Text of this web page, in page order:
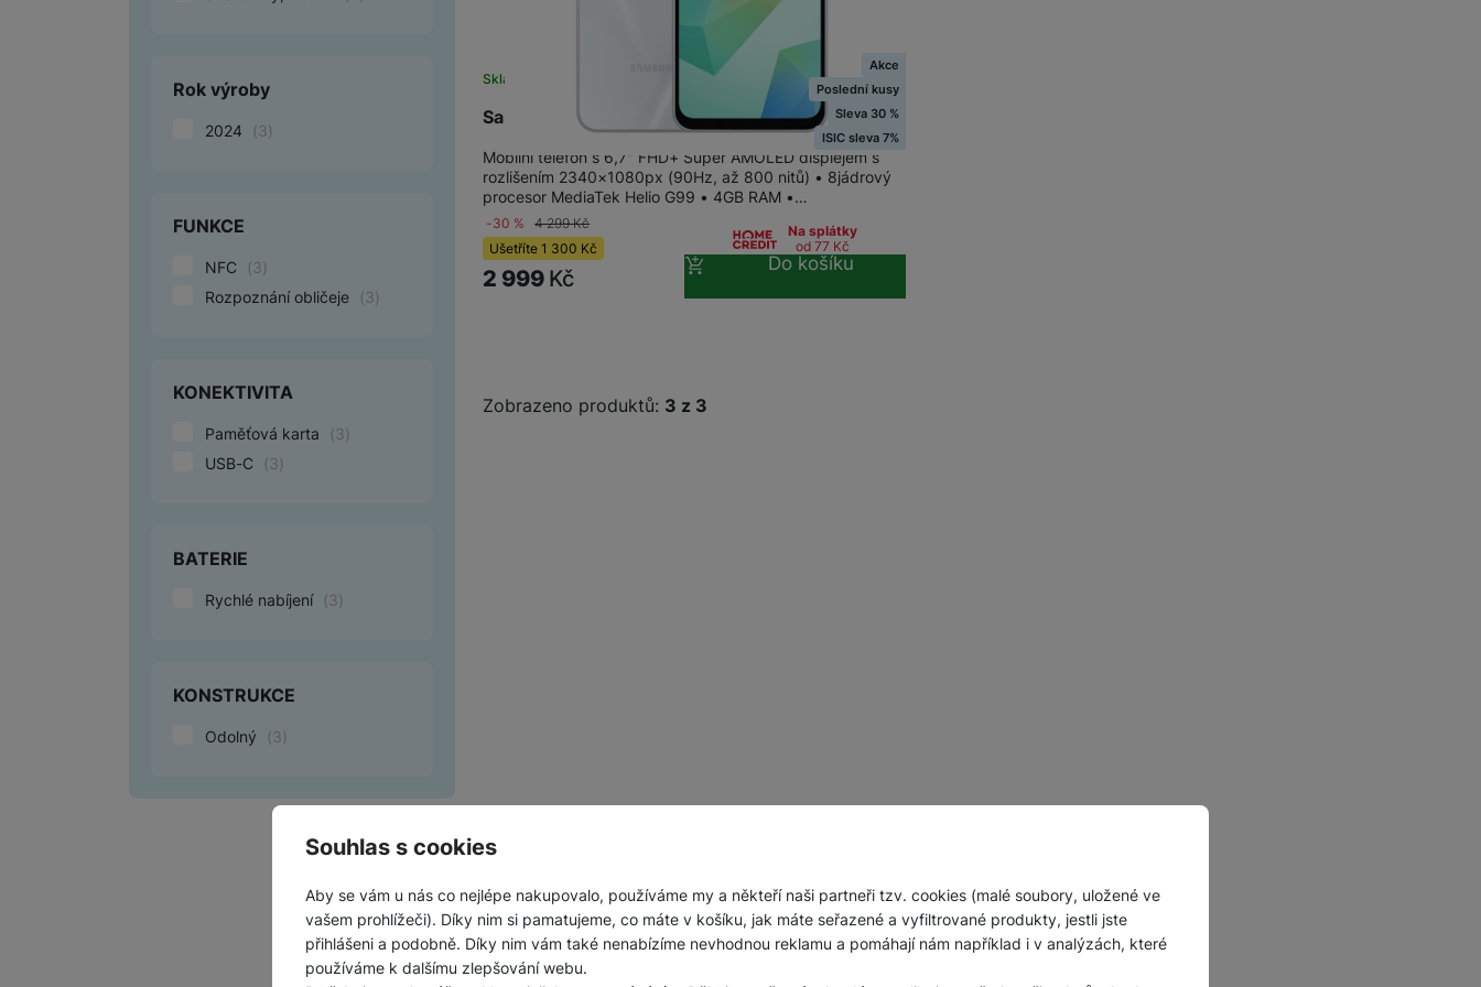
Souhlas s cookies
Aby se vám u nás co nejlépe nakupovalo, používáme my a někteří naši partneři tzv. cookies (malé soubory, uložené ve
vašem prohlížeči). Díky nim si pamatujeme, co máte v košíku, jak máte seřazené a vyfiltrované produkty, jestli jste
přihlášeni a podobně. Díky nim vám také nenabízíme nevhodnou reklamu a pomáhají nám například i v analýzách, které
používáme k dalšímu zlepšování webu.
Rok výroby
2024 (3)
FUNKCE
NFC (3)
Rozpoznání obličeje
(3)
KONEKTIVITA
Paměťová karta (3)
USB-C
(3)
BATERIE
Rychlé nabíjení (3)
KONSTRUKCE
Odolný (3)
Samsung Galaxy A16 LTE 4+128GB Gray
Skladem na prodejně na 2 prodejnách
Akce
Poslední kusy
Sleva 30 %
ISIC sleva 7%
Mobilní telefon s 6,7" FHD+ Super AMOLED displejem s
rozlišením 2340×1080px (90Hz, až 800 nitů) • 8jádrový
procesor MediaTek Helio G99 • 4GB RAM •…
-30 % 4 299Kč
Ušetříte1 300 Kč
2 999 Kč
Na splátky
od 77 Kč
Do košíku
Zobrazeno produktů: z 3